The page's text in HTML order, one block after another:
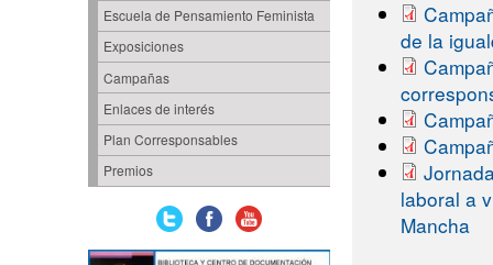
Escuela de Pensamiento Feminista
Exposiciones
Campañas
Enlaces de interés
Plan Corresponsables
Premios
de la
laboral a
Mancha